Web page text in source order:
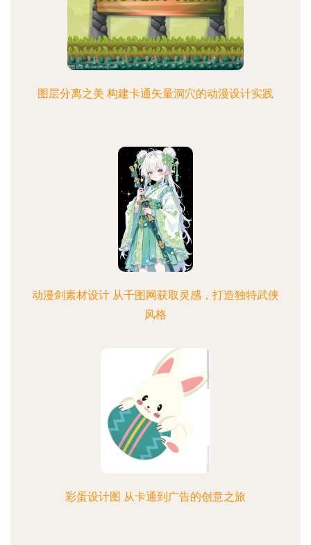
图层分离之美 构建卡通矢量洞穴的动漫设计实践
动漫剑素材设计 从千图网获取灵感，打造独特武侠
风格
彩蛋设计图 从卡通到广告的创意之旅